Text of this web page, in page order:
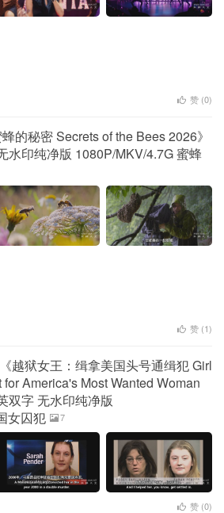
赞 (0)
的秘密 Secrets of the Bees 2026》
水印纯净版 1080P/MKV/4.7G 蜜蜂
赞 (1)
越狱女王：缉拿美国头号通缉犯 Girl
America's Most Wanted Woman
双字 无水印纯净版
女囚犯
7
赞 (0)